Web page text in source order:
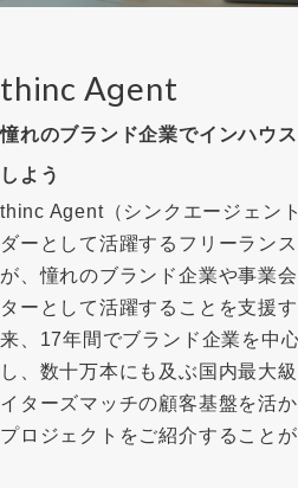
thinc Agent
憧れのブランド企業でインハウ
しよう
thinc Agent（シンクエージェン
ダーとして活躍するフリーラン
が、憧れのブランド企業や事業
ターとして活躍することを支援
来、17年間でブランド企業を中
し、数十万本にも及ぶ国内最大
イターズマッチの顧客基盤を活
プロジェクトをご紹介することが